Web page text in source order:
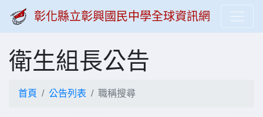
彰化縣立彰興國民中學全球資訊網
衛生組長公告
首頁 公告列表 職稱搜尋